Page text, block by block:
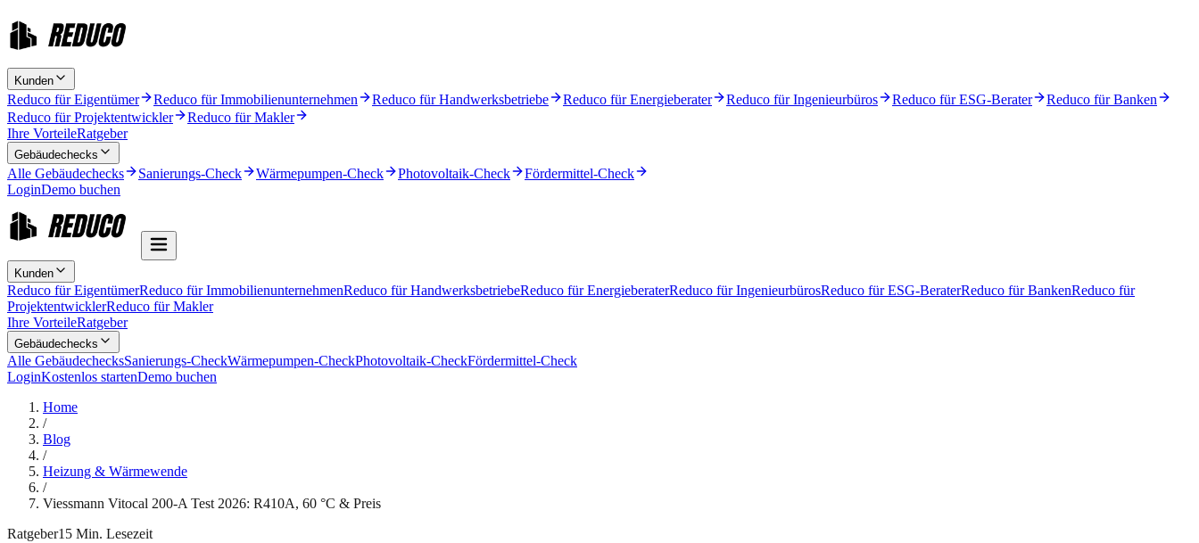
Kunden
Reduco für Eigentümer Reduco für Immobilienunternehmen Reduco für Handwerksbetriebe Reduco für Energieberater Reduco für Ingenieurbüros Reduco für ESG-Berater
Reduco für Banken
Reduco für Projektentwickler
Reduco für Makler
Ihre VorteileRatgeber
Gebäudechecks
Alle Gebäudechecks Sanierungs-Check Wärmepumpen-Check Photovoltaik-Check
Fördermittel-Check
LoginDemo buchen
Kunden
Reduco für EigentümerReduco für ImmobilienunternehmenReduco für HandwerksbetriebeReduco für EnergieberaterReduco für IngenieurbürosReduco für ESG-BeraterReduco für BankenReduco für
ProjektentwicklerReduco für Makler
Ihre VorteileRatgeber
Gebäudechecks
Alle GebäudechecksSanierungs-CheckWärmepumpen-CheckPhotovoltaik-CheckFördermittel-Check
LoginKostenlos startenDemo buchen
Home
/
Blog
/
Heizung & Wärmewende
/
Viessmann Vitocal 200-A Test 2026: R410A, 60 °C & Preis
Ratgeber15 Min. Lesezeit